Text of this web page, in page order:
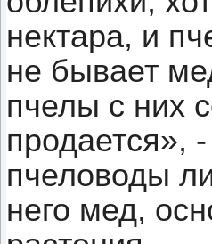
нектара, и
не бывает
пчелы с них
продается»,
пчеловоды
него мед,